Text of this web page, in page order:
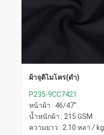
ผ้าจุติไมโคร(ดำ)
P235-9CC7421
หน้าผ้า : 46/47"
น้ำหนักผ้า : 215 GSM
ความยาว : 2.10 หลา / kg